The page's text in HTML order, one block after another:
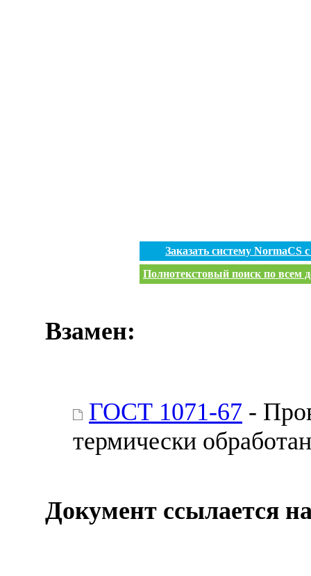
Заказать систему
Полнотекстовый поиск по всем
Взамен:
ГОСТ 1071-67 -
термически
Документ ссылается